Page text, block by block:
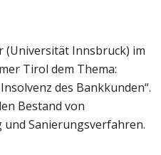
(Universität Innsbruck) im
Tirol dem Thema:
des Bankkunden“.
Bestand von
Sanierungsverfahren.